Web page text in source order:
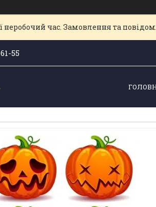
неробочий час. Замовлення та
55